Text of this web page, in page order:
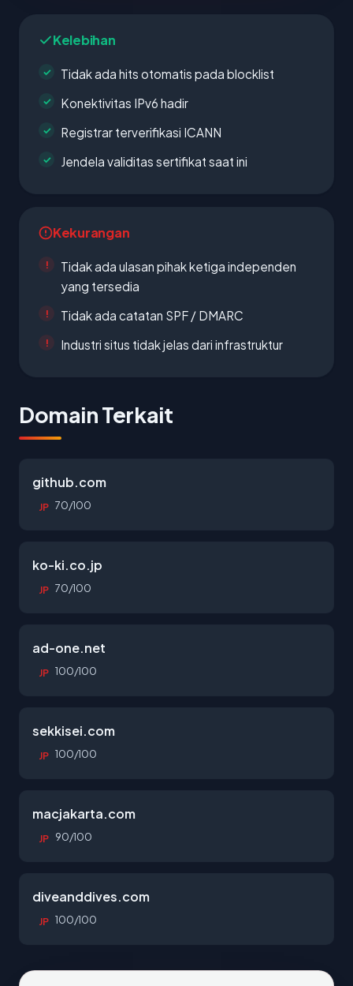
Kelebihan
Tidak ada hits otomatis pada blocklist
Konektivitas IPv6 hadir
Registrar terverifikasi ICANN
Jendela validitas sertifikat saat ini
Kekurangan
Tidak ada ulasan pihak ketiga independen
yang tersedia
Tidak ada catatan SPF / DMARC
Industri situs tidak jelas dari infrastruktur
Domain Terkait
github.com
JP 70/100
ko-ki.co.jp
JP 70/100
ad-one.net
JP 100/100
sekkisei.com
JP 100/100
macjakarta.com
JP 90/100
diveanddives.com
JP 100/100